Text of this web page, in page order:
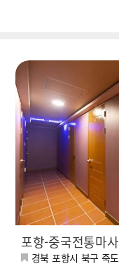
포항-중국전통마
경북 포항시 북구 죽